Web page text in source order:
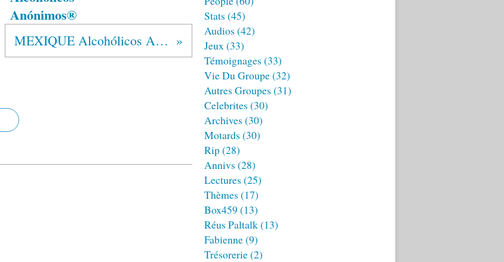
Anónimos®
MEXIQUE Alcohólicos Anónimos®
Stats (45)
Audios (42)
Jeux(33)
Témoignages (33)
Vie Du Groupe(32)
Autres Groupes (31)
Celebrites (30)
Archives (30)
Motards (30)
Rip(28)
Annivs (28)
Lectures (25)
Thèmes (17)
Box459 (13)
Réus Paltalk(13)
Fabienne(9)
Trésorerie(2)